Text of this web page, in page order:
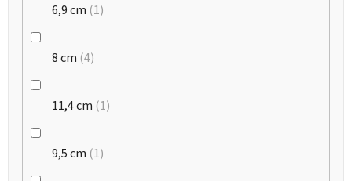
6,9 cm 1
8 cm 4
11,4 cm 1
9,5 cm 1